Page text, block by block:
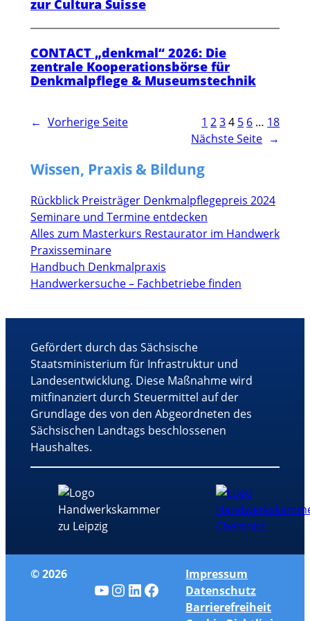
zur Cultura Suisse
CONTACT „denkmal“ 2026: Die
zentrale Kooperationsbörse für
Denkmalpflege & Museumstechnik
← Vorherige Seite 1 234 5 6 … 18
Nächste Seite →
Wissen, Praxis & Bildung
Rückblick Preisträger Denkmalpflegepreis 2024
Seminare und Termine entdecken
Alles zum Masterkurs Restaurator im Handwerk
Praxisseminare
Handbuch Denkmalpraxis
Handwerkersuche – Fachbetriebe finden
Gefördert durch das Sächsische
Staatsministerium für Infrastruktur und
Landesentwicklung. Diese Maßnahme wird
mitfinanziert durch Steuermittel auf der
Grundlage des von den Abgeordneten des
Sächsischen Landtags beschlossenen
Haushaltes.
© 2026
YouTube
Instagram
LinkedIn
Facebook
Impressum
Datenschutz
Barrierefreiheit